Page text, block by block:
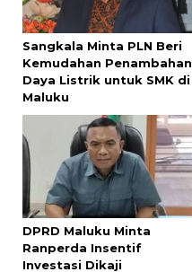
Sangkala Minta PLN Beri
Kemudahan Penambahan
Daya Listrik untuk SMK di
Maluku
DPRD Maluku Minta
Ranperda Insentif
Investasi Dikaji